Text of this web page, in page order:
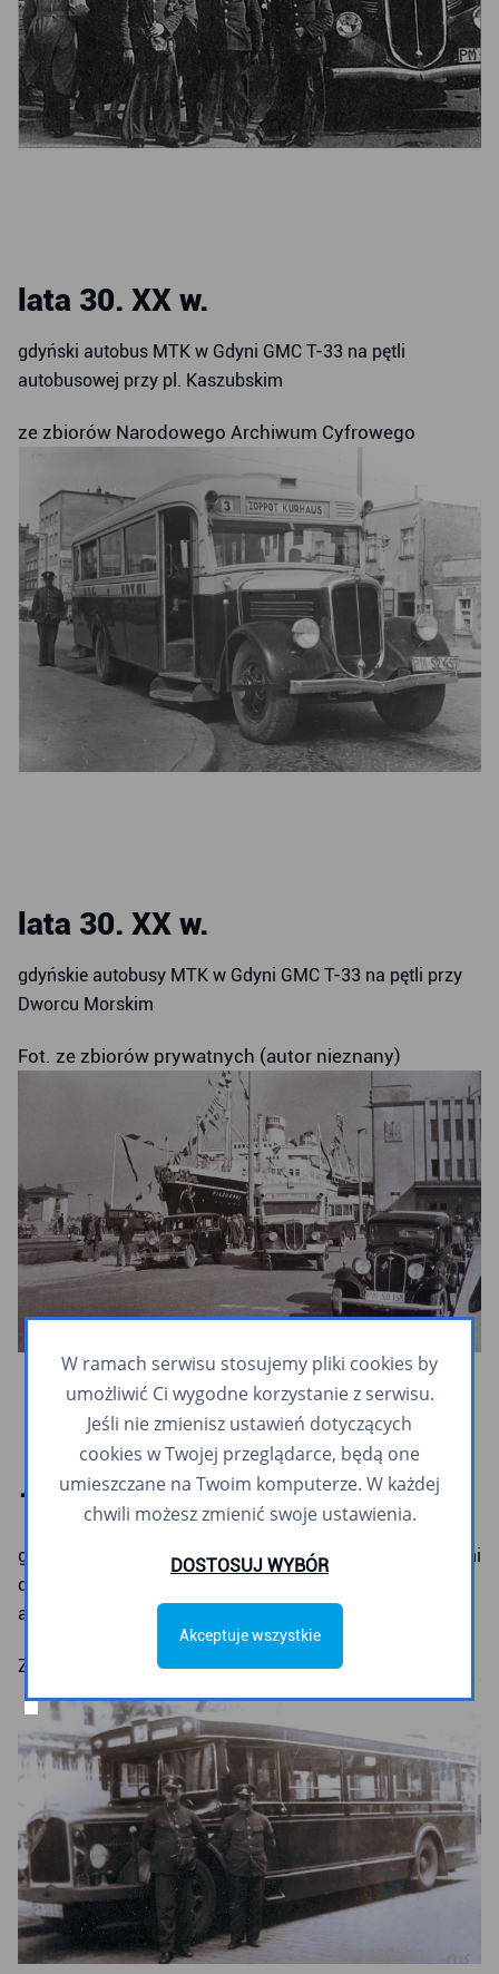
lata 30. XX w.
gdyński autobus MTK w Gdyni GMC T-33 na pętli
autobusowej przy pl. Kaszubskim
ze zbiorów Narodowego Archiwum Cyfrowego
lata 30. XX w.
gdyńskie autobusy MTK w Gdyni GMC T-33 na pętli przy
Dworcu Morskim
Fot. ze zbiorów prywatnych (autor nieznany)
1935
gdyński autobus marki Saurer BLDPL 4 na lini nr 3 z Gdyni
do Sopotu na przystanku końcowym w Sopocie. Przed
autobusem pierwszy z prawej stoi kierowca Borusiak
Ze zbiorów prywatnych Stanisława Borusiaka
W ramach serwisu stosujemy pliki cookies by
umożliwić Ci wygodne korzystanie z serwisu.
Jeśli nie zmienisz ustawień dotyczących
cookies w Twojej przeglądarce, będą one
umieszczane na Twoim komputerze. W każdej
chwili możesz zmienić swoje ustawienia.
DOSTOSUJ WYBÓR
Akceptuje wszystkie